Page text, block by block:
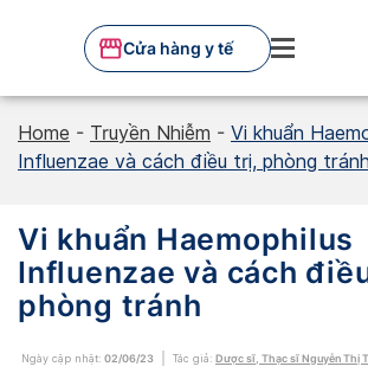
Cửa hàng y tế
Home - Truyền Nhiễm - Vi khuẩn
Influenzae và cách điều trị, phòng tránh
Vi khuẩn Haemophilus
Influenzae và cách
phòng tránh
Ngày cập nhật: 02/06/23 Tác giả: Dược sĩ, Thạc sĩ Nguyễn Thị